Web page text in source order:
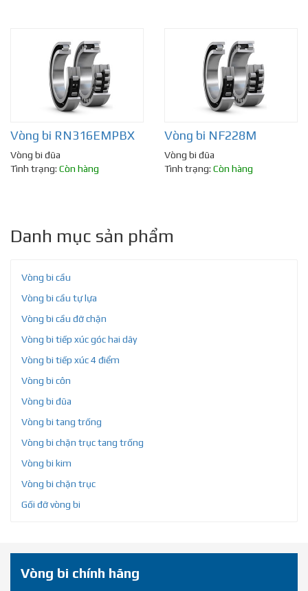
Vòng bi RN316EMPBX
Vòng bi đũa
Tình trạng: Còn hàng
Vòng bi NF228M
Vòng bi đũa
Tình trạng: Còn hàng
Danh mục sản phẩm
Vòng bi cầu
Vòng bi cầu tự lựa
Vòng bi cầu đỡ chặn
Vòng bi tiếp xúc góc hai dãy
Vòng bi tiếp xúc 4 điểm
Vòng bi côn
Vòng bi đũa
Vòng bi tang trống
Vòng bi chặn trục tang trống
Vòng bi kim
Vòng bi chặn trục
Gối đỡ vòng bi
Vòng bi chính hãng